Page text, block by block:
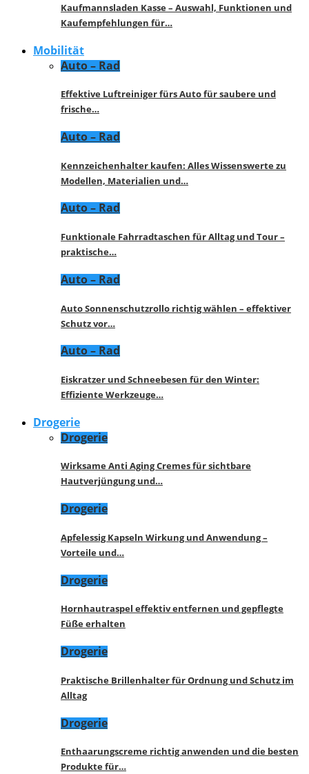
Kaufmannsladen Kasse – Auswahl, Funktionen und
Kaufempfehlungen für…
Mobilität
Auto – Rad
Effektive Luftreiniger fürs Auto für saubere und
frische…
Auto – Rad
Kennzeichenhalter kaufen: Alles Wissenswerte zu
Modellen, Materialien und…
Auto – Rad
Funktionale Fahrradtaschen für Alltag und Tour –
praktische…
Auto – Rad
Auto Sonnenschutzrollo richtig wählen – effektiver
Schutz vor…
Auto – Rad
Eiskratzer und Schneebesen für den Winter:
Effiziente Werkzeuge…
Drogerie
Drogerie
Wirksame Anti Aging Cremes für sichtbare
Hautverjüngung und…
Drogerie
Apfelessig Kapseln Wirkung und Anwendung –
Vorteile und…
Drogerie
Hornhautraspel effektiv entfernen und gepflegte
Füße erhalten
Drogerie
Praktische Brillenhalter für Ordnung und Schutz im
Alltag
Drogerie
Enthaarungscreme richtig anwenden und die besten
Produkte für…